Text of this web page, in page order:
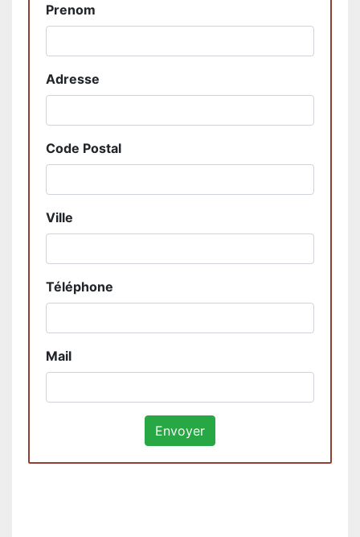
Prenom
Adresse
Code Postal
Ville
Téléphone
Mail